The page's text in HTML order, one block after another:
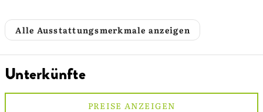
Alle Ausstattungsmerkmale anzeigen
Unterkünfte
PREISE ANZEIGEN